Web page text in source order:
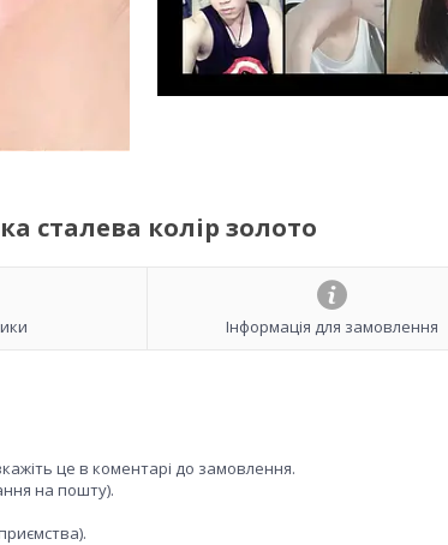
сталева колір золото
Інформація для замовлення
це в коментарі до замовлення.
на пошту).